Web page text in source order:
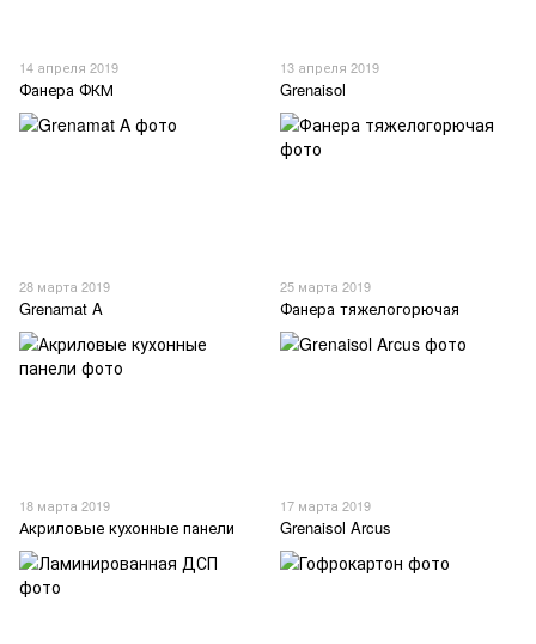
14 апреля 2019
Фанера ФКМ
13 апреля 2019
Grenaisol
28 марта 2019
Grenamat A
25 марта 2019
Фанера тяжелогорючая
18 марта 2019
Акриловые кухонные панели
17 марта 2019
Grenaisol Arcus